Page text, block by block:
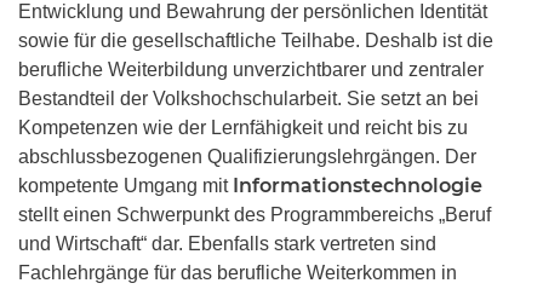
Entwicklung und Bewahrung der persönlichen Identität
sowie für die gesellschaftliche Teilhabe. Deshalb ist die
berufliche Weiterbildung unverzichtbarer und zentraler
Bestandteil der Volkshochschularbeit. Sie setzt an bei
Kompetenzen wie der Lernfähigkeit und reicht bis zu
abschlussbezogenen Qualifizierungslehrgängen. Der
kompetente Umgang mit Informationstechnologie
stellt einen Schwerpunkt des Programmbereichs „Beruf
und Wirtschaft“ dar. Ebenfalls stark vertreten sind
Fachlehrgänge für das berufliche Weiterkommen in